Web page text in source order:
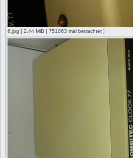
6.jpg [ 2.44 MiB | 751063 mal betrachtet ]